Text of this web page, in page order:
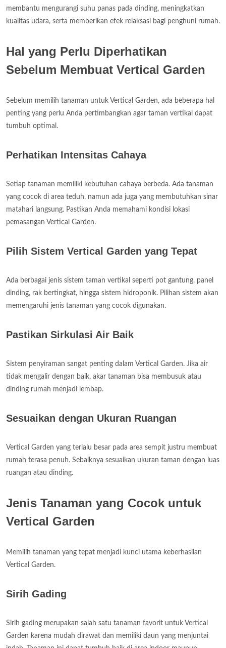
membantu mengurangi suhu panas pada dinding, meningkatkan
kualitas udara, serta memberikan efek relaksasi bagi penghuni rumah.
Hal yang Perlu Diperhatikan
Sebelum Membuat Vertical Garden
Sebelum memilih tanaman untuk Vertical Garden, ada beberapa hal
penting yang perlu Anda pertimbangkan agar taman vertikal dapat
tumbuh optimal.
Perhatikan Intensitas Cahaya
Setiap tanaman memiliki kebutuhan cahaya berbeda. Ada tanaman
yang cocok di area teduh, namun ada juga yang membutuhkan sinar
matahari langsung. Pastikan Anda memahami kondisi lokasi
pemasangan Vertical Garden.
Pilih Sistem Vertical Garden yang Tepat
Ada berbagai jenis sistem taman vertikal seperti pot gantung, panel
dinding, rak bertingkat, hingga sistem hidroponik. Pilihan sistem akan
memengaruhi jenis tanaman yang cocok digunakan.
Pastikan Sirkulasi Air Baik
Sistem penyiraman sangat penting dalam Vertical Garden. Jika air
tidak mengalir dengan baik, akar tanaman bisa membusuk atau
dinding rumah menjadi lembap.
Sesuaikan dengan Ukuran Ruangan
Vertical Garden yang terlalu besar pada area sempit justru membuat
rumah terasa penuh. Sebaiknya sesuaikan ukuran taman dengan luas
ruangan atau dinding.
Jenis Tanaman yang Cocok untuk
Vertical Garden
Memilih tanaman yang tepat menjadi kunci utama keberhasilan
Vertical Garden.
Sirih Gading
Sirih gading merupakan salah satu tanaman favorit untuk Vertical
Garden karena mudah dirawat dan memiliki daun yang menjuntai